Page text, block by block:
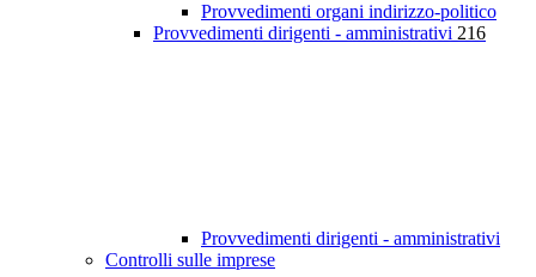
Provvedimenti organi indirizzo-politico
Provvedimenti dirigenti - amministrativi 216
Provvedimenti dirigenti - amministrativi
Controlli sulle imprese